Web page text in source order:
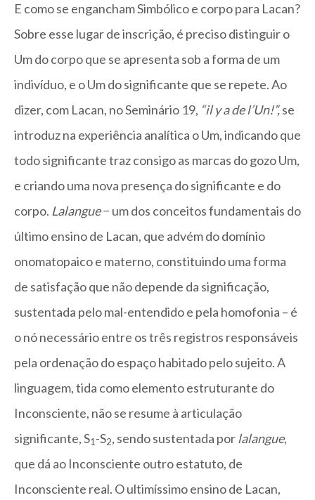
E como se engancham Simbólico e corpo para Lacan?
Sobre esse lugar de inscrição, é preciso distinguir o
Um do corpo que se apresenta sob a forma de um
indivíduo, e o Um do significante que se repete. Ao
dizer, com Lacan, no Seminário 19, “il y a de l’Un!”,se
introduz na experiência analítica o Um, indicando que
todo significante traz consigo as marcas do gozo Um,
e criando uma nova presença do significante e do
corpo. Lalangue− um dos conceitos fundamentais do
último ensino de Lacan, que advém do domínio
onomatopaico e materno, constituindo uma forma
de satisfação que não depende da significação,
sustentada pelo mal-entendido e pela homofonia – é
o nó necessário entre os três registros responsáveis
pela ordenação do espaço habitado pelo sujeito. A
linguagem, tida como elemento estruturante do
Inconsciente, não se resume à articulação
significante, S1-S2, sendo sustentada por lalangue,
que dá ao Inconsciente outro estatuto, de
Inconsciente real. O ultimíssimo ensino de Lacan,